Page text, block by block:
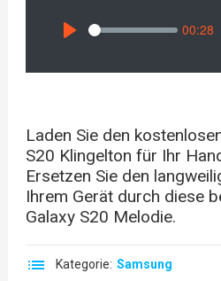
Seek
00:28
Laden Sie den
S20 Klingelton für Ihr
Ersetzen Sie den
Ihrem Gerät durch diese
Galaxy S20 Melodie.
Kategorie: Samsung